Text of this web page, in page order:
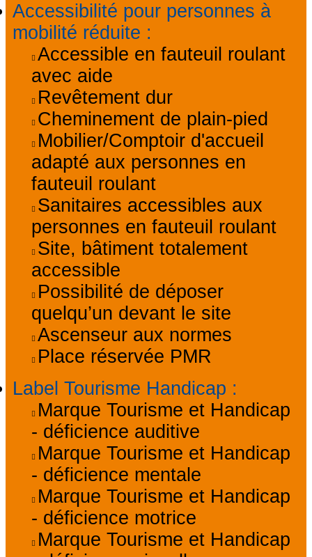
Accessibilité pour personnes à
mobilité réduite :
Accessible en fauteuil roulant
avec aide
Revêtement dur
Cheminement de plain-pied
Mobilier/Comptoir d'accueil
adapté aux personnes en
fauteuil roulant
Sanitaires accessibles aux
personnes en fauteuil roulant
Site, bâtiment totalement
accessible
Possibilité de déposer
quelqu’un devant le site
Ascenseur aux normes
Place réservée PMR
Label Tourisme Handicap :
Marque Tourisme et Handicap
- déficience auditive
Marque Tourisme et Handicap
- déficience mentale
Marque Tourisme et Handicap
- déficience motrice
Marque Tourisme et Handicap